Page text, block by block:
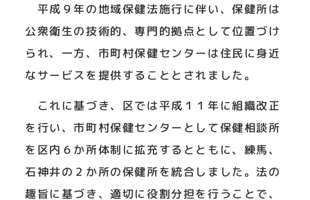
平成９年の地域保健法施行に伴い、保健所は
公衆衛生の技術的、専門的拠点として位置づけ
られ、一方、市町村保健センターは住民に身近
なサービスを提供することとされました。
これに基づき、区では平成１１年に組織改正
を行い、市町村保健センターとして保健相談所
を区内６か所体制に拡充するとともに、練馬、
石神井の２か所の保健所を統合しました。法の
趣旨に基づき、適切に役割分担を行うことで、